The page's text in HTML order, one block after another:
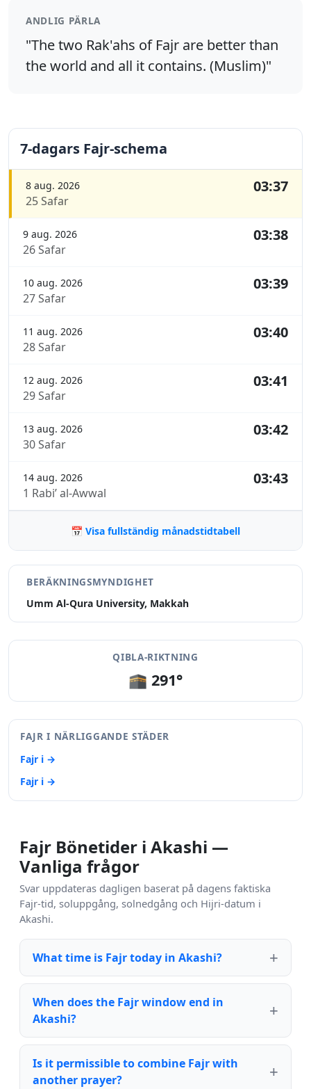
ANDLIG PÄRLA
"The two Rak'ahs of Fajr are better than
the world and all it contains. (Muslim)"
7-dagars Fajr-schema
8 aug. 2026
25 Safar
03:37
9 aug. 2026
26 Safar
03:38
10 aug. 2026
27 Safar
03:39
11 aug. 2026
28 Safar
03:40
12 aug. 2026
29 Safar
03:41
13 aug. 2026
30 Safar
03:42
14 aug. 2026
1 Rabi’ al-Awwal
03:43
📅 Visa fullständig månadstidtabell
BERÄKNINGSMYNDIGHET
Umm Al-Qura University, Makkah
QIBLA-RIKTNING
🕋 291°
FAJR I NÄRLIGGANDE STÄDER
Fajr i →
Fajr i →
Fajr Bönetider i Akashi —
Vanliga frågor
Svar uppdateras dagligen baserat på dagens faktiska
Fajr-tid, soluppgång, solnedgång och Hijri-datum i
Akashi.
What time is Fajr today in Akashi?
When does the Fajr window end in
Akashi?
Is it permissible to combine Fajr with
another prayer?